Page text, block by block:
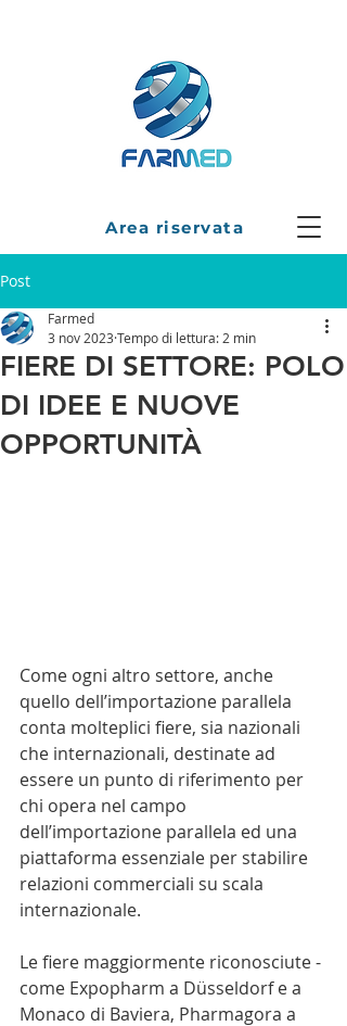
Area riservata
Post
FIERE DI SETTORE: POLO
DI IDEE E NUOVE
OPPORTUNITÀ
Farmed
3 nov 2023 Tempo di lettura: 2 min
Come ogni altro settore, anche
quello dell’importazione parallela
conta molteplici fiere, sia nazionali
che internazionali, destinate ad
essere un punto di riferimento per
chi opera nel campo
dell’importazione parallela ed una
piattaforma essenziale per stabilire
relazioni commerciali su scala
internazionale.
Le fiere maggiormente riconosciute -
come Expopharm a Düsseldorf e a
Monaco di Baviera, Pharmagora a